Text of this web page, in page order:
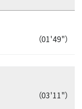
（01'49"）
（03'11"）